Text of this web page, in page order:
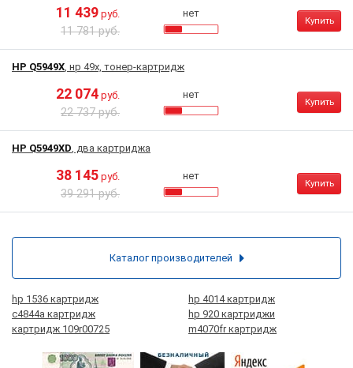
11 439 руб.
11 781 руб.
нет
Купить
HP Q5949X, нр 49x, тонер-картридж
22 074 руб.
22 737 руб.
нет
Купить
HP Q5949XD, два картриджа
38 145 руб.
39 291 руб.
нет
Купить
hp 1536 картридж
hp 4014 картридж
c4844a картридж
hp 920 картриджи
картридж 109r00725
m4070fr картридж